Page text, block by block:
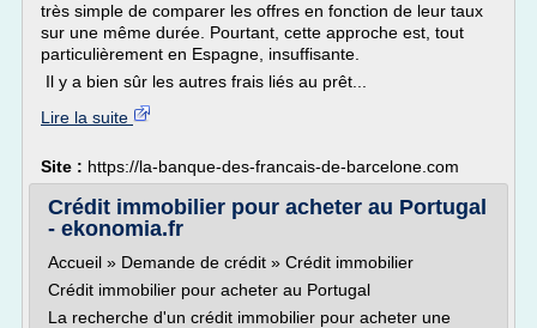
très simple de comparer les offres en fonction de leur taux
sur une même durée. Pourtant, cette approche est, tout
particulièrement en Espagne, insuffisante.
Il y a bien sûr les autres frais liés au prêt...
Lire la suite
Site : https://la-banque-des-francais-de-barcelone.com
Crédit immobilier pour acheter au Portugal
- ekonomia.fr
Accueil » Demande de crédit » Crédit immobilier
Crédit immobilier pour acheter au Portugal
La recherche d'un crédit immobilier pour acheter une